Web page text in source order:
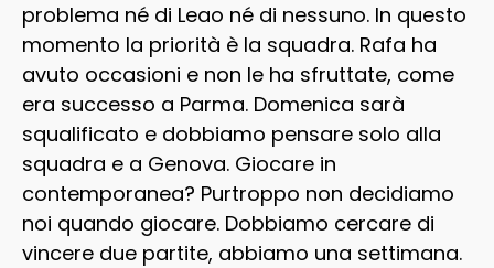
problema né di Leao né di nessuno. In questo
momento la priorità è la squadra. Rafa ha
avuto occasioni e non le ha sfruttate, come
era successo a Parma. Domenica sarà
squalificato e dobbiamo pensare solo alla
squadra e a Genova. Giocare in
contemporanea? Purtroppo non decidiamo
noi quando giocare. Dobbiamo cercare di
vincere due partite, abbiamo una settimana.